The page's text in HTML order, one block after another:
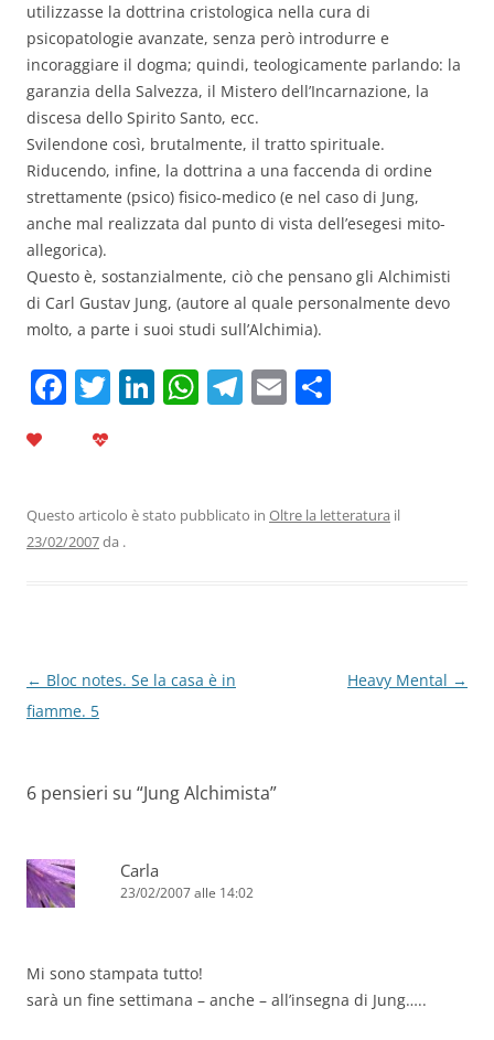
utilizzasse la dottrina cristologica nella cura di
psicopatologie avanzate, senza però introdurre e
incoraggiare il dogma; quindi, teologicamente parlando: la
garanzia della Salvezza, il Mistero dell’Incarnazione, la
discesa dello Spirito Santo, ecc.
Svilendone così, brutalmente, il tratto spirituale.
Riducendo, infine, la dottrina a una faccenda di ordine
strettamente (psico) fisico-medico (e nel caso di Jung,
anche mal realizzata dal punto di vista dell’esegesi mito-
allegorica).
Questo è, sostanzialmente, ciò che pensano gli Alchimisti
di Carl Gustav Jung, (autore al quale personalmente devo
molto, a parte i suoi studi sull’Alchimia).
F
b
o
T Li
dI
W
A
T
a
E
vi
Questo articolo è stato pubblicato in Oltre la letteratura il
23/02/2007da .
Navigazione
articolo
← Bloc notes. Se la casa è in
fiamme. 5
Heavy Mental →
6 pensieri su “Jung Alchimista”
Carla
23/02/2007 alle 14:02
Mi sono stampata tutto!
sarà un fine settimana – anche – all’insegna di Jung…..